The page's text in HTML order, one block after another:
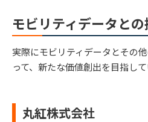
モビリティデータと
実際にモビリティデータとその
って、新たな価値創出を目指し
丸紅株式会社